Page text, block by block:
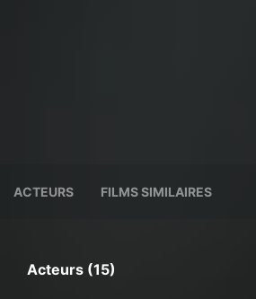
ACTEURS FILMS SIMILAIRES
Acteurs (15)